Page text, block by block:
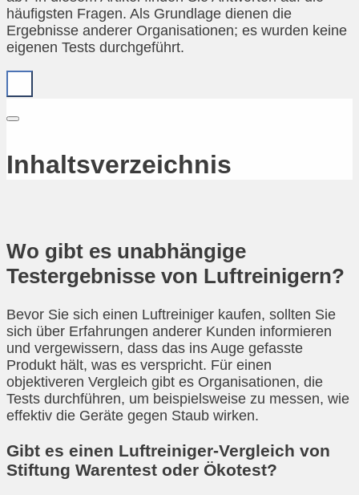
häufigsten Fragen. Als Grundlage dienen die
Ergebnisse anderer Organisationen; es wurden keine
eigenen Tests durchgeführt.
Inhaltsverzeichnis
Wo gibt es unabhängige
Testergebnisse von Luftreinigern?
Bevor Sie sich einen Luftreiniger kaufen, sollten Sie
sich über Erfahrungen anderer Kunden informieren
und vergewissern, dass das ins Auge gefasste
Produkt hält, was es verspricht. Für einen
objektiveren Vergleich gibt es Organisationen, die
Tests durchführen, um beispielsweise zu messen, wie
effektiv die Geräte gegen Staub wirken.
Gibt es einen Luftreiniger-Vergleich von
Stiftung Warentest oder Ökotest?